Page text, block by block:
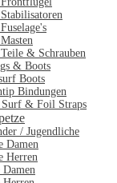
& Schrauben
& Boots
Boots
Bindungen
& Foil Straps
/ Jugendliche
Damen
Herren
Damen